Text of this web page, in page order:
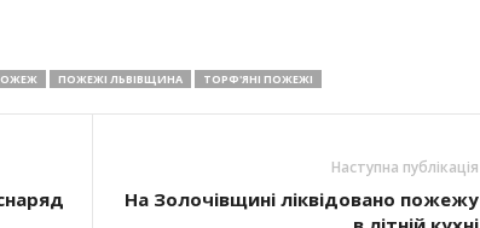
ПОЖЕЖІ ЛЬВІВЩИНА ТОРФ'ЯНІ ПОЖЕЖІ
Наступна публікація
На Золочівщині ліквідовано пожежу